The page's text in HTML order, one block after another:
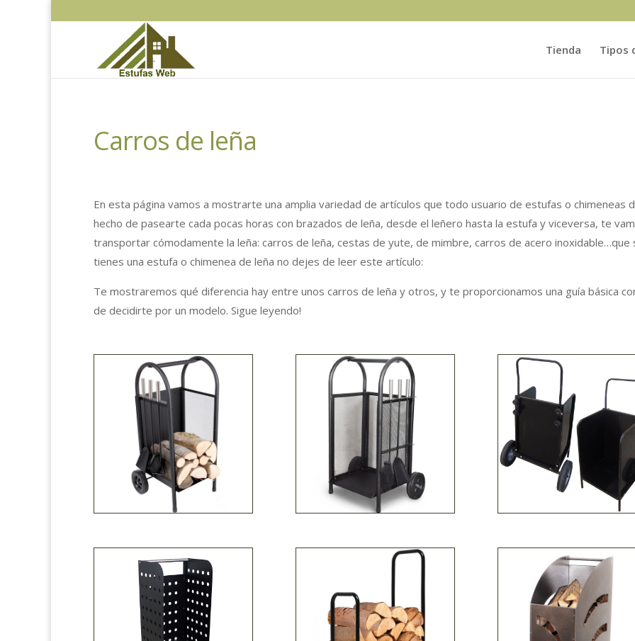
Tienda Tipos
Carros de leña
En esta página vamos a mostrarte una amplia variedad de artículos que todo usuario de estufas o chimeneas
hecho de pasearte cada pocas horas con brazados de leña, desde el leñero hasta la estufa y viceversa, te
transportar cómodamente la leña: carros de leña, cestas de yute, de mimbre, carros de acero inoxidable…que
tienes una estufa o chimenea de leña no dejes de leer este artículo:
Te mostraremos qué diferencia hay entre unos carros de leña y otros, y te proporcionamos una guía básica
de decidirte por un modelo. Sigue leyendo!